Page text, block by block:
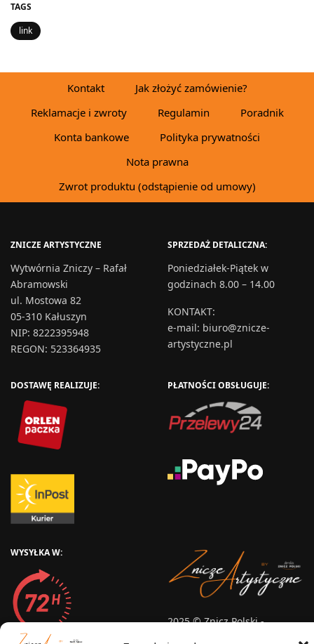
TAGS
link
Kontakt
Jak złożyć zamówienie?
Reklamacje i zwroty
Regulamin
Poradnik
Konta bankowe
Polityka prywatności
Nota prawna
Zwrot produktu (odstąpienie od umowy)
ZNICZE ARTYSTYCZNE
Wytwórnia Zniczy – Rafał
Abramowski
ul. Mostowa 82
05-310 Kałuszyn
NIP: 8222395948
REGON: 523364935
SPRZEDAŻ DETALICZNA:
Poniedziałek-Piątek w
godzinach 8.00 – 14.00
KONTAKT:
e-mail: biuro@znicze-
artystyczne.pl
DOSTAWĘ REALIZUJE: PŁATNOŚCI OBSŁUGUJE:
WYSYŁKA W:
2025 © Znicz Polski -